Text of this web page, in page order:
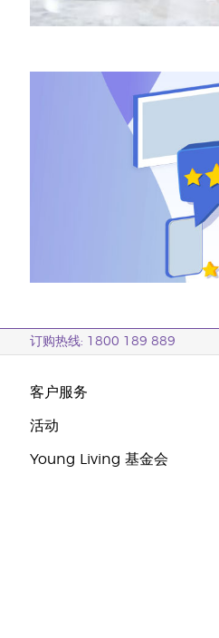
订购热线: 1800 189 889
客户服务
活动
Young Living 基金会